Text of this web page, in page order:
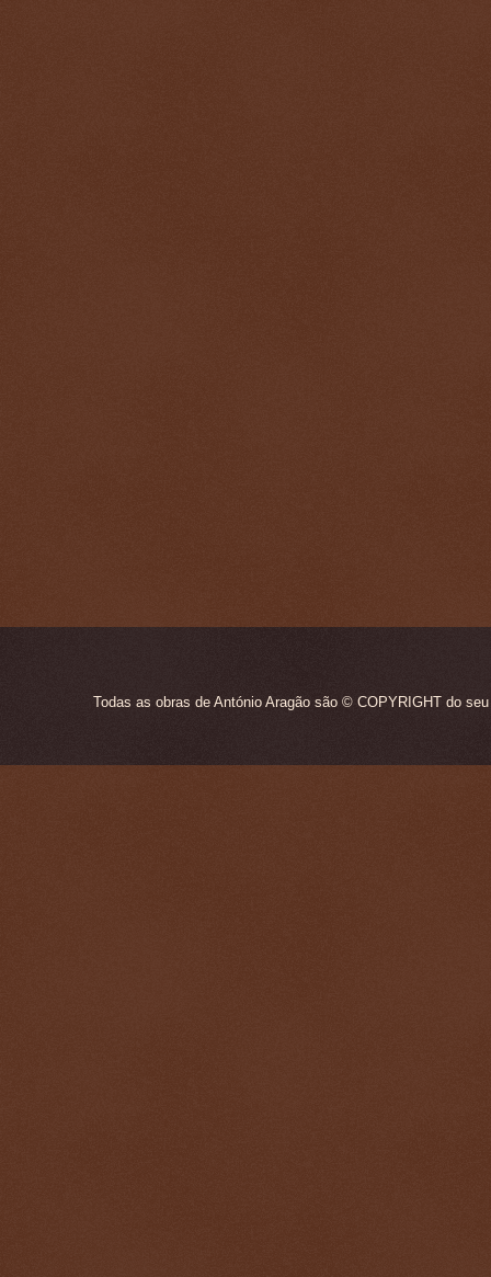
Todas as obras de António Aragão são © COPYRIGHT do